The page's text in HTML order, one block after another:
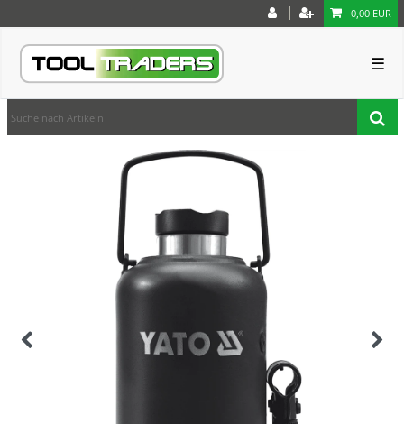
0,00 EUR
☰